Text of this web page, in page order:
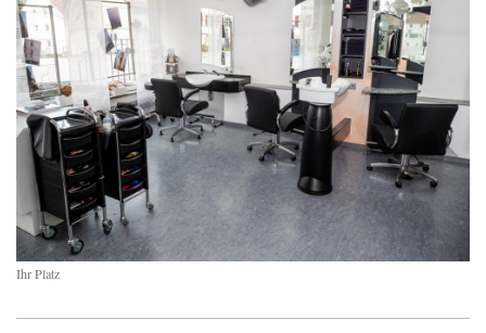
Ihr Platz